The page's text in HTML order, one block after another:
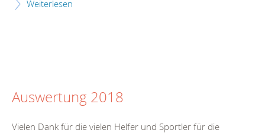
Weiterlesen
Auswertung 2018
Vielen Dank für die vielen Helfer und Sportler für die